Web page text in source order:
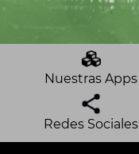
Nuestras Apps
Redes Sociales